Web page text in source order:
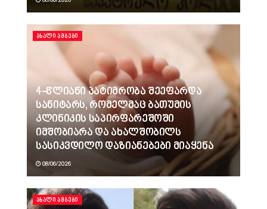
ᲐᲮᲐᲚᲘ ᲐᲛᲑᲔᲑᲘ
4-წლიანი პატიმრობა შეეფარდა
სანიტარს, რომელმაც ბათუმის
კლინიკის საპირფარეშოში
იმშობიარა და ახალშობილს
სასიკვდილო დაზიანებები მიაყენა
08/06/2026
ᲐᲮᲐᲚᲘ ᲐᲛᲑᲔᲑᲘ